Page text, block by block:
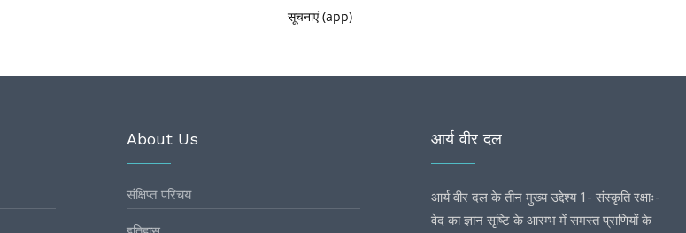
सूचनाएं (app)
About Us
संक्षिप्त परिचय
आर्य वीर दल
आर्य वीर दल के तीन मुख्य उद्देश्य 1- संस्कृति रक्षाः-
वेद का ज्ञान सृष्टि के आरम्भ में समस्त प्राणियों के